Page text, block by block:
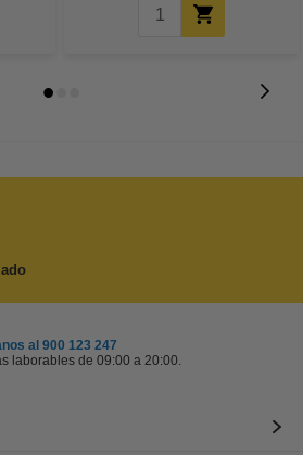
al 900 123 247
laborables de 09:00 a 20:00.